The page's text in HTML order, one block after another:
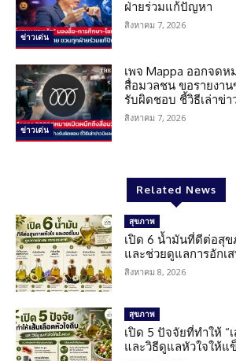
ข่าวเด่น
ฝ่ายร่วมแก้ปัญหา
สิงหาคม 7, 2026
ข่าวเด่น
เพจ Mappa ออกจดห
สื่อมวลชน ขอรายงาน
รับผิดชอบ ชี้วิธีเล่าข่
สิงหาคม 7, 2026
Related News
สุขภาพ
เปิด 6 น้ำมันที่ดีต่อสุ
และช่วยดูแลการอักเ
สิงหาคม 8, 2026
สุขภาพ
เปิด 5 ปัจจัยที่ทำให้ “
และวิธีดูแลหัวใจให้แ